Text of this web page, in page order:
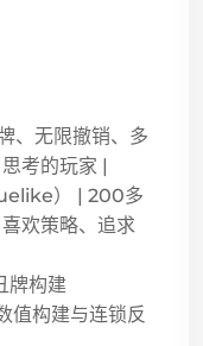
、无限撤销、多
考的玩家 |
） | 200多
欢策略、追求
牌构建
值构建与连锁反